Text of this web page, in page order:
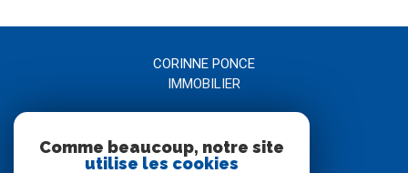
CORINNE PONCE
IMMOBILIER
agence@corinneponce.com
7, Avenue Jean Jaurès
Comme beaucoup, notre site
utilise les cookies